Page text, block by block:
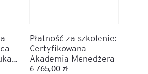
Płatność za szkolenie:
Certyfikowana
Akademia Menedżera
6 765,00 zł